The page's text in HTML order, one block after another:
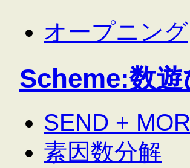
オープニング
Scheme:数遊
SEND +
素因数分解